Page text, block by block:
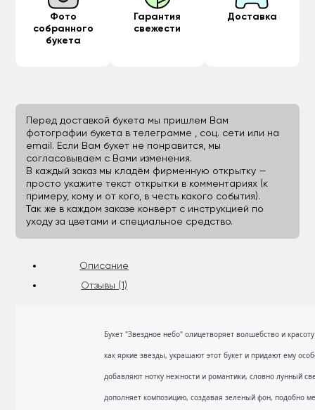
Фото
собранного
букета
Гарантия
свежести
Доставка
Перед доставкой букета мы пришлем Вам
фотографии букета в телеграмме , соц. сети или на
email. Если Вам букет не понравится, мы
согласовываем с Вами изменения.
В каждый заказ мы кладём фирменную открытку —
просто укажите текст открытки в комментариях (к
примеру, кому и от кого, в честь какого события).
Так же в каждом заказе конверт с инструкцией по
уходу за цветами и специальное средство.
Описание
Отзывы (1)
Букет "Звездное небо" олицетворяет волшебство и
как яркие звезды, украшают этот букет и придают ему
добавляют нотку нежности и романтики, словно лунный
дополняет композицию, создавая зеленый фон, подобно